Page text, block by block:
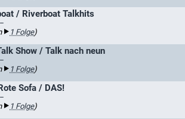
/ Riverboat Talkhits
1 Folge)
Show / Talk nach neun
1 Folge)
Sofa / DAS!
1 Folge)